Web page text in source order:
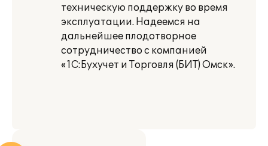
техническую поддержку во время
эксплуатации. Надеемся на
дальнейшее плодотворное
сотрудничество с компанией
«1С:Бухучет и Торговля (БИТ) Омск».